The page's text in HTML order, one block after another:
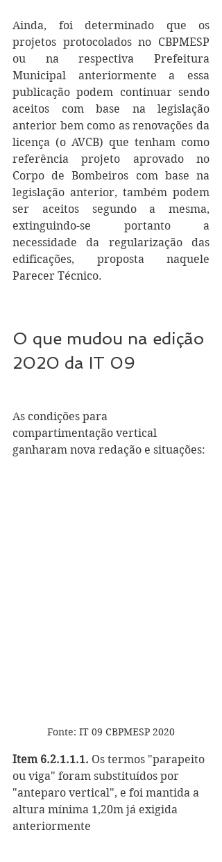
Ainda, foi determinado que os
projetos protocolados no CBPMESP
ou na respectiva Prefeitura
Municipal anteriormente a essa
publicação podem continuar sendo
aceitos com base na legislação
anterior bem como as renovações da
licença (o AVCB) que tenham como
referência projeto aprovado no
Corpo de Bombeiros com base na
legislação anterior, também podem
ser aceitos segundo a mesma,
extinguindo-se portanto a
necessidade da regularização das
edificações, proposta naquele
Parecer Técnico.
O que mudou na edição
2020 da IT 09
As condições para
compartimentação vertical
ganharam nova redação e situações:
Fonte: IT 09 CBPMESP 2020
Item 6.2.1.1.1. Os termos "parapeito
ou viga" foram substituídos por
"anteparo vertical", e foi mantida a
altura mínima 1,20m já exigida
anteriormente